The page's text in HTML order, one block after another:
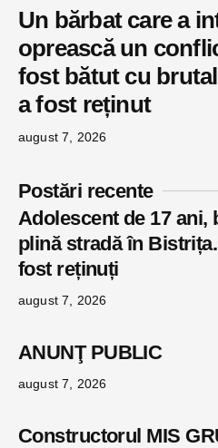
Un bărbat care a
oprească un
fost bătut cu
a fost reținut
august 7, 2026
Postări recente
Adolescent de 17 ani,
plină stradă în
fost reținuți
august 7, 2026
ANUNŢ PUBLIC
august 7, 2026
Constructorul MIS